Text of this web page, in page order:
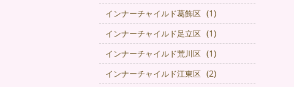
インナーチャイルド葛飾区 (1)
インナーチャイルド足立区 (1)
インナーチャイルド荒川区 (1)
インナーチャイルド江東区 (2)